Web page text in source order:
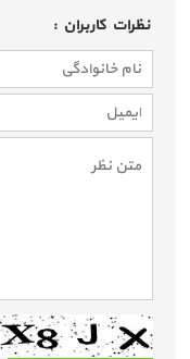
نظرات كاربران :